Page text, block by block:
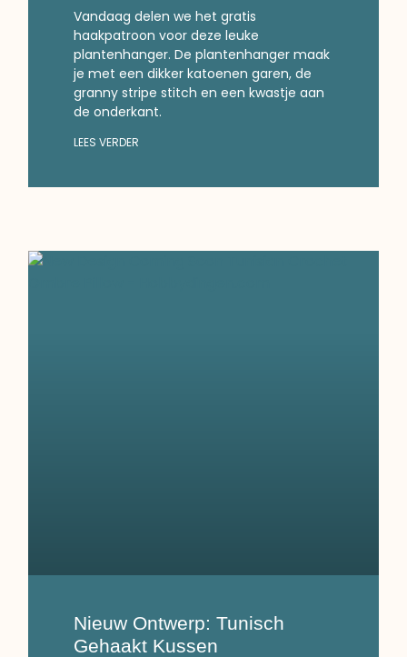
Vandaag delen we het gratis
haakpatroon voor deze leuke
plantenhanger. De plantenhanger maak
je met een dikker katoenen garen, de
granny stripe stitch en een kwastje aan
de onderkant.
LEES VERDER
Nieuw Ontwerp: Tunisch
Gehaakt Kussen